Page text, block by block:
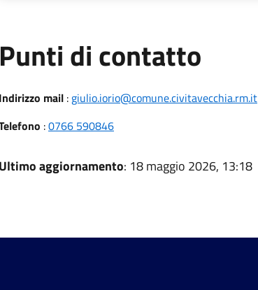
Punti di contatto
Indirizzo mail: giulio.iorio@comune.civitavecchia.rm.it
:0766 590846
Ultimo aggiornamento: 18 maggio 2026, 13:18